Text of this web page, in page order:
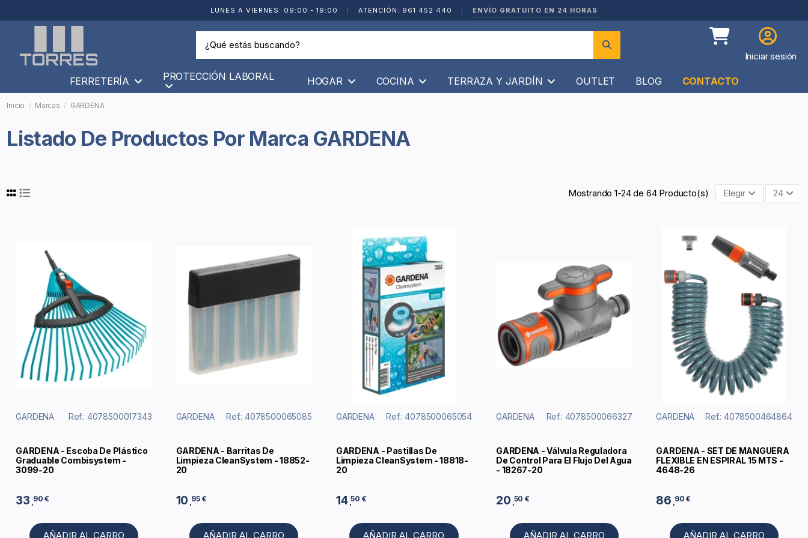
LUNES A VIERNES: 09:00 - 19:00 ATENCIÓN: 961 452 440 ENVÍO GRATUITO EN 24 HORAS
Iniciar sesión
FERRETERÍA PROTECCIÓN LABORAL HOGAR COCINA TERRAZA Y JARDÍN OUTLET BLOG CONTACTO
Inicio Marcas GARDENA
Listado De Productos Por Marca GARDENA
Mostrando 1-24 de 64 Producto(s) Elegir 24
GARDENA Ref.: 4078500017343
GARDENA - Escoba De Plástico
Graduable Combisystem -
3099-20
33 ,90 €
AÑADIR AL CARRO
GARDENA Ref.: 4078500065085
GARDENA - Barritas De
Limpieza CleanSystem - 18852-
20
10 ,95 €
AÑADIR AL CARRO
GARDENA Ref.: 4078500065054
GARDENA - Pastillas De
Limpieza CleanSystem - 18818-
20
14 ,50 €
AÑADIR AL CARRO
GARDENA Ref.: 4078500066327
GARDENA - Válvula Reguladora
De Control Para El Flujo Del Agua
- 18267-20
20 ,50 €
AÑADIR AL CARRO
GARDENA Ref.: 4078500464864
GARDENA - SET DE MANGUERA
FLEXIBLE EN ESPIRAL 15 MTS -
4648-26
86 ,90 €
AÑADIR AL CARRO